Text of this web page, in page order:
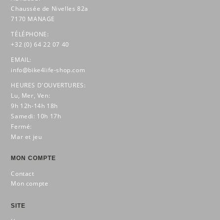
Chaussée de Nivelles 82a
7170 MANAGE
TÉLÉPHONE:
+32 (0) 64 22 07 40
EMAIL:
info@bike4life-shop.com
HEURES D'OUVERTURES:
Lu, Mer, Ven:
9h 12h-14h 18h
Samedi: 10h 17h
Fermé:
Mar et jeu
MON COMPTE
Contact
Mon compte
SITE